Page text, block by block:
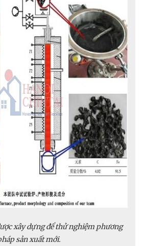
xây dựng để thử nghiệm phương
sản xuất mới.